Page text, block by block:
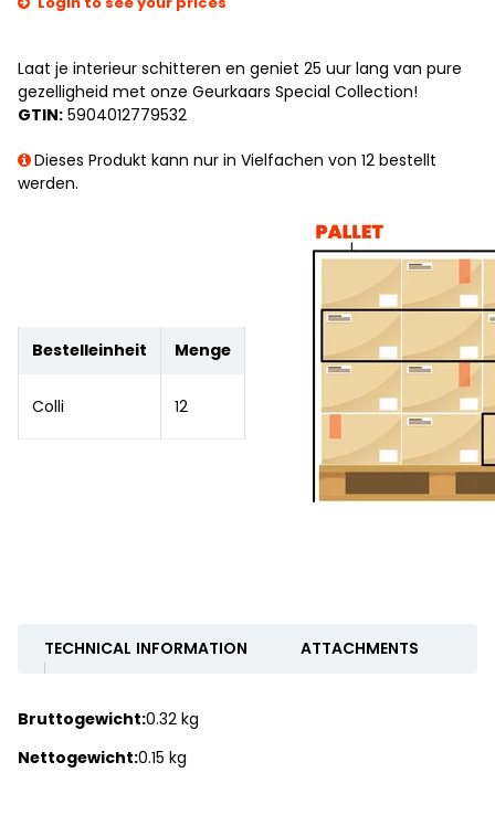
Laat je interieur schitteren en geniet 25 uur lang van pure
gezelligheid met onze Geurkaars Special Collection!
GTIN: 5904012779532
Dieses Produkt kann nur in Vielfachen von 12 bestellt
werden.
Bestelleinheit Menge
Colli 12
TECHNICAL INFORMATION ATTACHMENTS
Bruttogewicht:0.32 kg
Nettogewicht:0.15 kg